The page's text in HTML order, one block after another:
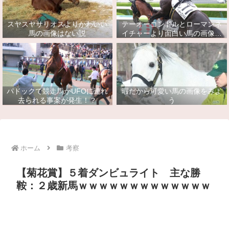
スヤスヤサリオスよりかわいい
馬の画像はない説
テーオーコンドルとローマンネ
イチャーより面白い馬の画像っ
てあるの？
パドックで競走馬がUFOに連れ
去られる事案が発生！？
暇だから可愛い馬の画像をみよ
う
ホーム 考察
【菊花賞】５着ダンビュライト 主な勝
鞍：２歳新馬ｗｗｗｗｗｗｗｗｗｗｗｗｗ